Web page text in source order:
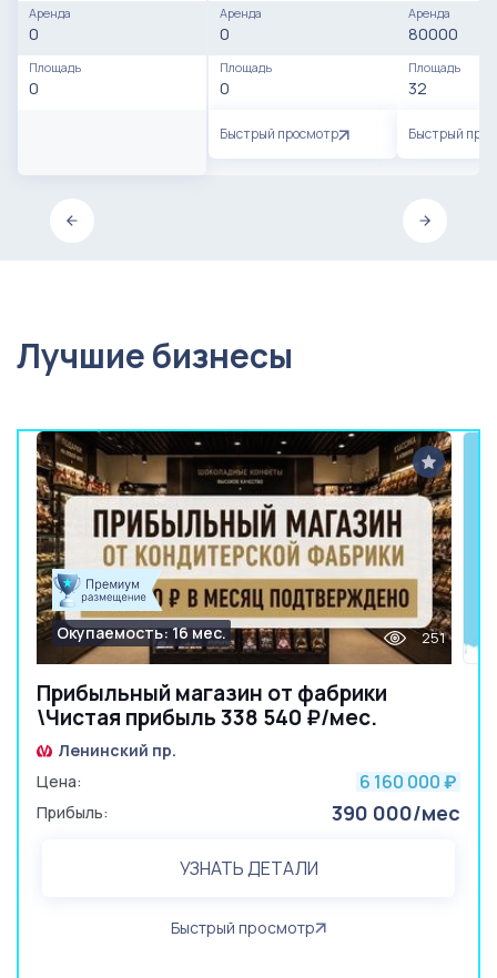
Аренда
0
Площадь
0
Аренда
0
Площадь
0
Быстрый просмотр
Аренда
80000
Площадь
32
Быстрый
Лучшие бизнесы
Прибыльный магазин от фабрики
\Чистая прибыль 338 540 ₽/мес.
Окупаемость: 16 мес. 251
Ленинский пр.
Цена:
6 160 000 ₽
Прибыль: 390 000/мес
УЗНАТЬ ДЕТАЛИ
Быстрый просмотр